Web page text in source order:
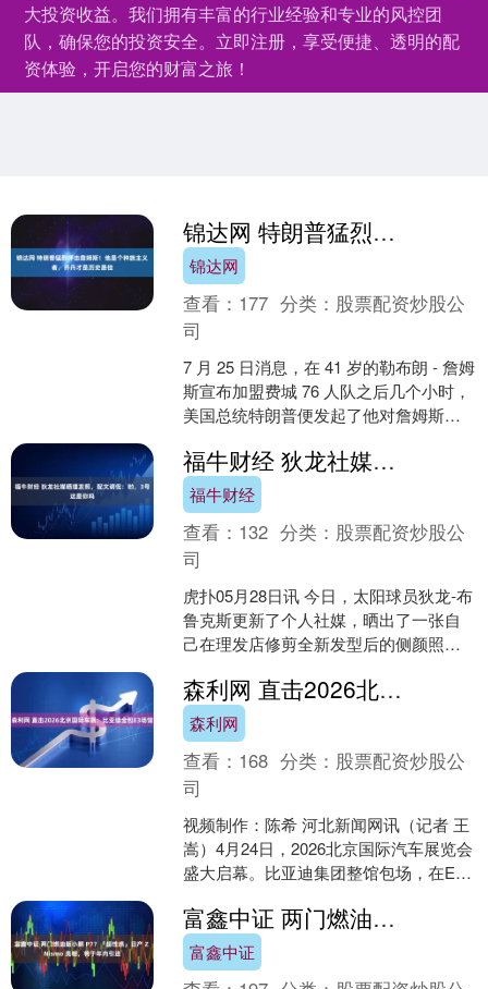
大投资收益。我们拥有丰富的行业经验和专业的风控团
队，确保您的投资安全。立即注册，享受便捷、透明的配
资体验，开启您的财富之旅！
锦达网 特朗普猛烈抨击詹姆斯！他是个种族主义者，乔丹才是历史最佳
锦达网
查看： 177 分类： 股票配资炒股公
司
7 月 25 日消息，在 41 岁的勒布朗 - 詹姆
斯宣布加盟费城 76 人队之后几个小时，
美国总统特朗普便发起了他对詹姆斯的
福牛财经 狄龙社媒晒理发照，配文调侃：哟，3号这是你吗
福牛财经
查看： 132 分类： 股票配资炒股公
司
虎扑05月28日讯 今日，太阳球员狄龙-布
鲁克斯更新了个人社媒，晒出了一张自
己在理发店修剪全新发型后的侧颜照
你吗？” 狄龙....
森利网 直击2026北京国际车展：比亚迪全包E3场馆
森利网
查看： 168 分类： 股票配资炒股公
司
视频制作：陈希 河北新闻网讯（记者 王
嵩）4月24日，2026北京国际汽车展览会
盛大启幕。比亚迪集团整馆包场，在E3
程豹、腾势....
富鑫中证 两门燃油版小鹏 P7？「超性感」日产 Z Nismo 亮相，将于年内引进
富鑫中证